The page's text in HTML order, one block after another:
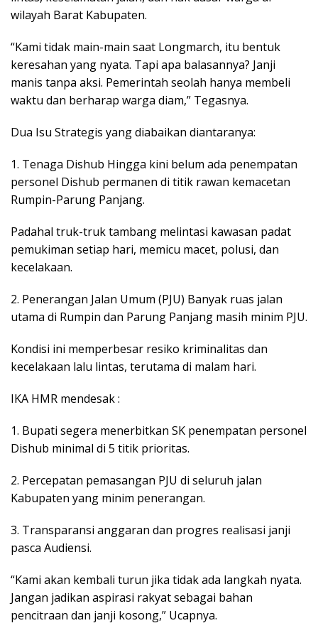
wilayah Barat Kabupaten.
“Kami tidak main-main saat Longmarch, itu bentuk
keresahan yang nyata. Tapi apa balasannya? Janji
manis tanpa aksi. Pemerintah seolah hanya membeli
waktu dan berharap warga diam,” Tegasnya.
Dua Isu Strategis yang diabaikan diantaranya:
1. Tenaga Dishub Hingga kini belum ada penempatan
personel Dishub permanen di titik rawan kemacetan
Rumpin-Parung Panjang.
Padahal truk-truk tambang melintasi kawasan padat
pemukiman setiap hari, memicu macet, polusi, dan
kecelakaan.
2. Penerangan Jalan Umum (PJU) Banyak ruas jalan
utama di Rumpin dan Parung Panjang masih minim PJU.
Kondisi ini memperbesar resiko kriminalitas dan
kecelakaan lalu lintas, terutama di malam hari.
IKA HMR mendesak :
1. Bupati segera menerbitkan SK penempatan personel
Dishub minimal di 5 titik prioritas.
2. Percepatan pemasangan PJU di seluruh jalan
Kabupaten yang minim penerangan.
3. Transparansi anggaran dan progres realisasi janji
pasca Audiensi.
“Kami akan kembali turun jika tidak ada langkah nyata.
Jangan jadikan aspirasi rakyat sebagai bahan
pencitraan dan janji kosong,” Ucapnya.